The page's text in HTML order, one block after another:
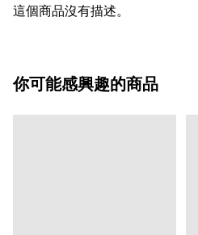
這個商品沒有描述。
你可能感興趣的商品